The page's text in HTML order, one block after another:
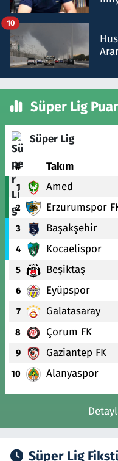
10
Süper Lig
Süper Lig
# Takım
1 Amed
2 Erzurumspor
3 Başakşehir
4 Kocaelispor
5 Beşiktaş
6 Eyüpspor
7 Galatasaray
8 Çorum FK
9 Gaziantep FK
10 Alanyaspor
Süper Lig